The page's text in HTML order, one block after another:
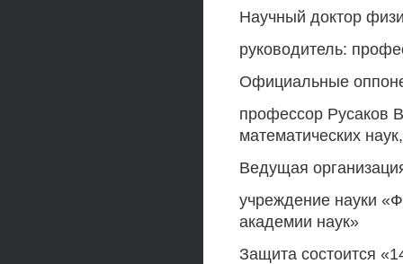
Научный доктор
руководитель:
Официальные
профессор Русаков
математических
Ведущая
учреждение науки
академии наук»
Защита состоится